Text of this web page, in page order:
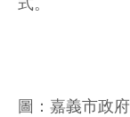
圖：嘉義市政